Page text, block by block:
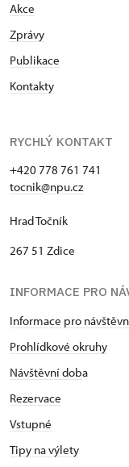
Akce
Zprávy
Publikace
Kontakty
RYCHLÝ KONTAKT
+420 778 761 741
tocnik@npu.cz
Hrad Točník
267 51 Zdice
INFORMACE PRO
Informace pro
Prohlídkové okruhy
Návštěvní doba
Rezervace
Vstupné
Tipy na výlety